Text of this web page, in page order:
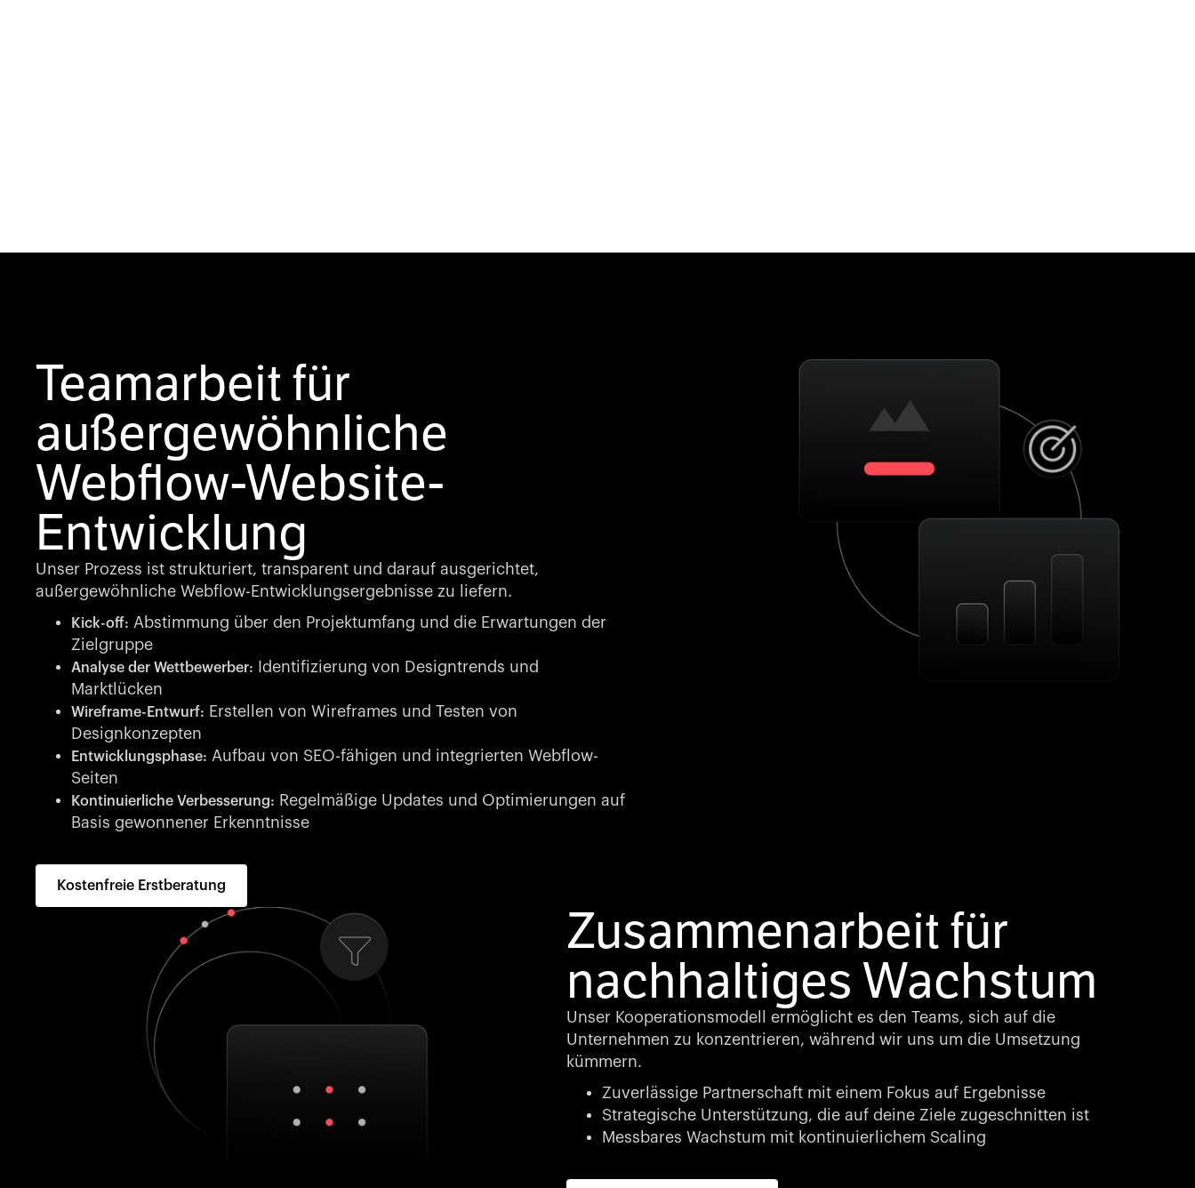
Teamarbeit für
außergewöhnliche
Webflow-Website-
Entwicklung
Unser Prozess ist strukturiert, transparent und darauf ausgerichtet,
außergewöhnliche Webflow-Entwicklungsergebnisse zu liefern.
Kick-off: Abstimmung über den Projektumfang und die Erwartungen der
Zielgruppe
Analyse der Wettbewerber:
Identifizierung von Designtrends und
Marktlücken
Wireframe-Entwurf: Erstellen von Wireframes und Testen von
Designkonzepten
Entwicklungsphase: Aufbau von SEO-fähigen und integrierten Webflow-
Seiten
Kontinuierliche Verbesserung: Regelmäßige Updates und Optimierungen auf
Basis gewonnener Erkenntnisse
Kostenfreie Erstberatung
Zusammenarbeit für
nachhaltiges Wachstum
Unser Kooperationsmodell ermöglicht es den Teams, sich auf die
Unternehmen zu konzentrieren, während wir uns um die Umsetzung
kümmern.
Zuverlässige Partnerschaft mit einem Fokus auf Ergebnisse
Strategische Unterstützung, die auf deine Ziele zugeschnitten ist
Messbares Wachstum mit kontinuierlichem Scaling